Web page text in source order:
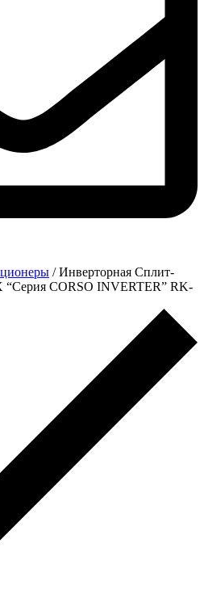
/ Инверторная Сплит-
CORSO INVERTER” RK-